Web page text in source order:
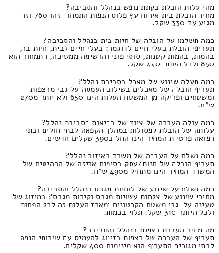
מהי עלות הובלת בקתת נופש בנהלל והסביבה?
מחיר הובלת בית אירוח עץ פלוס הנפות התמחור זהו 760 וזה
מגיע עד 330 שקל.
כמה תשלמו על הובלה של חיות בית בנהלל והסביבה?
תעריפי הובלת בעלי חיים לדוגמה: בעלי חיים לבית, חיות בר,
בהמות, בהמות קטנות, סוסי פוני והרשימה ממשיכה, התמחור הוא
850 ולכל היותר 440 שקל.
כמה תעלה שינוע של מאכל בסביבת נהלל?
תעריף הובלה של מאכלים בשילוב העמסה על גבי מרצפות
ומשטחים ופריקה מן המשטח העלות הינו 650 ולא יותר מ270
ש"ח.
כמה עולה העברה של ציוד של בריאות בסביבת נהלל?
עלותה של הובלת קפסולות במהלך הקפאה לבתי חולים ובתי
רפואה פרטיות המחיר הינו החל ב390 שקלים חדשים.
כמה נשלם על העברה של משרד באיזור נהלל?
תעריף הובלה של חנות/עסק בסיפוח אריזה של הרהיטים של
המשרד המחיר הינו מתחיל מ490 ש"ח.
כמה נשלם על שינוע של לוחיות מגבס בנהלל והסביבה?
מחירי שינוע של צלחות עשויות מגבס וקירות מגבס? במיזוג של
טעינה על-גבי משטח הקרטונים ומארז העלות זה לכל הפחות
ולכל היותר 310 שקל. תלוי בכמות.
מה מחיר העברת רצפות בנהלל והסביבה?
תעריף של העברה של רצפות בזיווג להעמיס עם שירותי הנפה
לבתי מגורים התעריף הוא מינימום 400 שקלים.